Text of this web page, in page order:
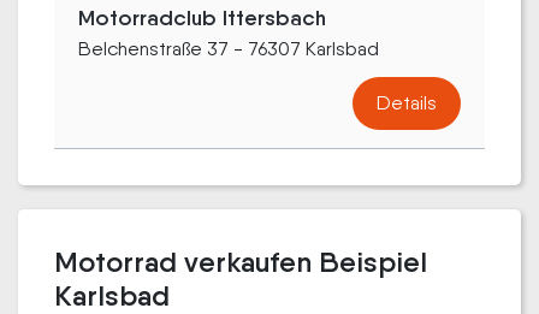
Motorradclub Ittersbach
Belchenstraße 37 - 76307 Karlsbad
Details
Motorrad verkaufen Beispiel
Karlsbad